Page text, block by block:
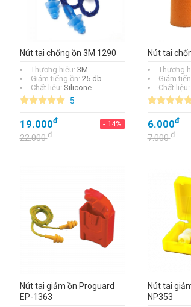
Nút tai chống ồn 3M 1290
Thương hiệu: 3M
Giảm tiếng ồn: 25 db
Chất liệu: Silicone
5
19.000đ - 14%
22.000đ
Nút tai
Thương
Giảm
Chất liệu:
6.000đ
7.000đ
Nút tai giảm ồn Proguard
EP-1363
Nút tai
NP353